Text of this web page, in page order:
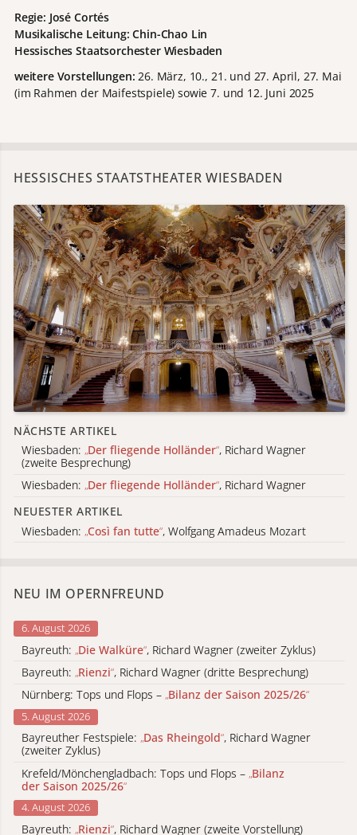
Regie: José Cortés
Musikalische Leitung: Chin-Chao Lin
Hessisches Staatsorchester Wiesbaden
weitere Vorstellungen:26. März, 10., 21. und 27. April, 27. Mai
(im Rahmen der Maifestspiele) sowie 7. und 12. Juni 2025
HESSISCHES STAATSTHEATER WIESBADEN
NÄCHSTE ARTIKEL
Wiesbaden: „Der fliegende Holländer“, Richard Wagner
(zweite Besprechung)
Wiesbaden: „Der fliegende Holländer“, Richard Wagner
NEUESTER ARTIKEL
Wiesbaden: „Così fan tutte“, Wolfgang Amadeus Mozart
NEU IM OPERNFREUND
6. August 2026
Bayreuth: „Die Walküre“, Richard Wagner (zweiter Zyklus)
Bayreuth: „Rienzi“, Richard Wagner (dritte Besprechung)
Nürnberg: Tops und Flops – „Bilanz der Saison 2025/26“
5. August 2026
Bayreuther Festspiele: „Das Rheingold“, Richard Wagner
(zweiter Zyklus)
Krefeld/Mönchengladbach: Tops und Flops – „Bilanz
der Saison 2025/26“
4. August 2026
Bayreuth: „Rienzi“, Richard Wagner (zweite Vorstellung)